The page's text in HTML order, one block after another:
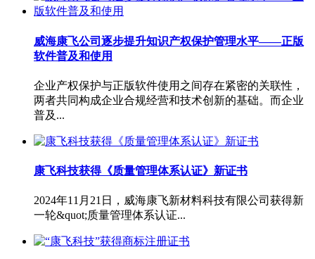
威海康飞公司逐步提升知识产权保护管理水平——正版
软件普及和使用
企业产权保护与正版软件使用之间存在紧密的关联性，
两者共同构成企业合规经营和技术创新的基础。而企业
普及...
康飞科技获得《质量管理体系认证》新证书
2024年11月21日，威海康飞新材料科技有限公司获得新
一轮&quot;质量管理体系认证...